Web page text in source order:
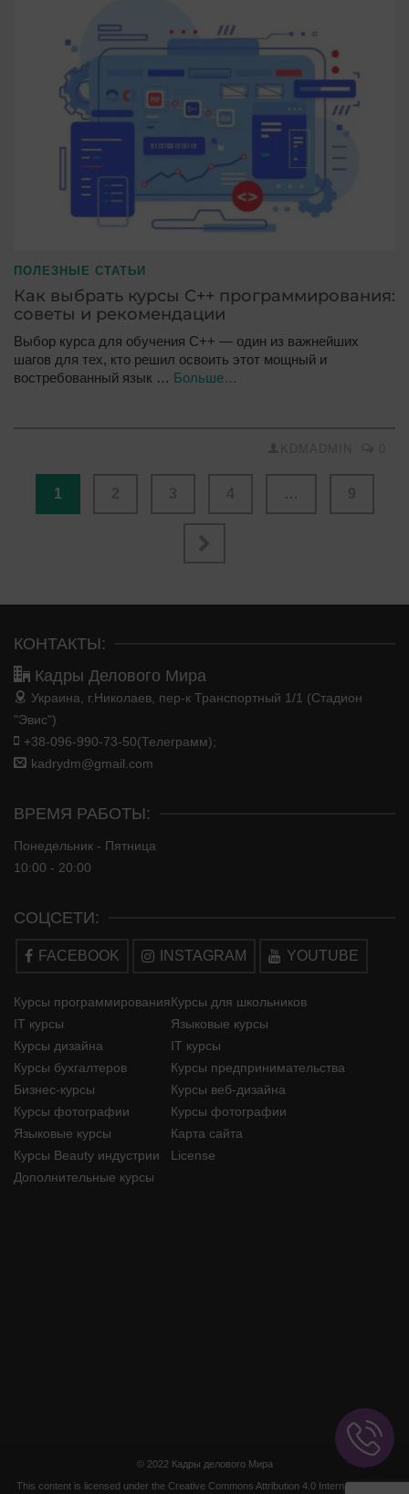
ПОЛЕЗНЫЕ СТАТЬИ
Как выбрать курсы C++ программирования:
советы и рекомендации
Выбор курса для обучения C++ — один из важнейших
шагов для тех, кто решил освоить этот мощный и
востребованный язык … Больше…
1
КОНТАКТЫ:
Кадры Делового Мира
Украина, г.Николаев, пер-к Транспортный 1/1 (Стадион
"Эвис")
+38-096-990-73-50(Телеграмм);
kadrydm@gmail.com
ВРЕМЯ РАБОТЫ:
Понедельник - Пятница
10:00 - 20:00
СОЦСЕТИ:
FACEBOOK INSTAGRAM YOUTUBE
Курсы программирования
IT курсы
Курсы дизайна
Курсы бухгалтеров
Бизнес-курсы
Курсы фотографии
Языковые курсы
Курсы Beauty индустрии
Дополнительные курсы
Курсы для школьников
Языковые курсы
IT курсы
Курсы предпринимательства
Курсы веб-дизайна
Курсы фотографии
Карта сайта
License
© 2022 Кадры делового Мира
This content is licensed under the Creative Commons Attribution 4.0 International (CC